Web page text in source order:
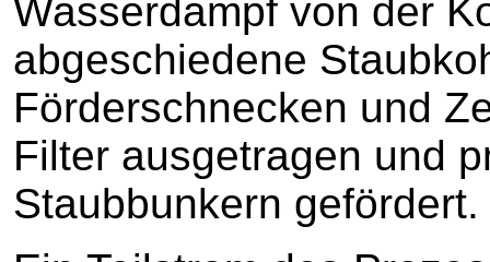
Wasserdampf von der
abgeschiedene
Förderschnecken und
Filter ausgetragen und
Staubbunkern gefördert.